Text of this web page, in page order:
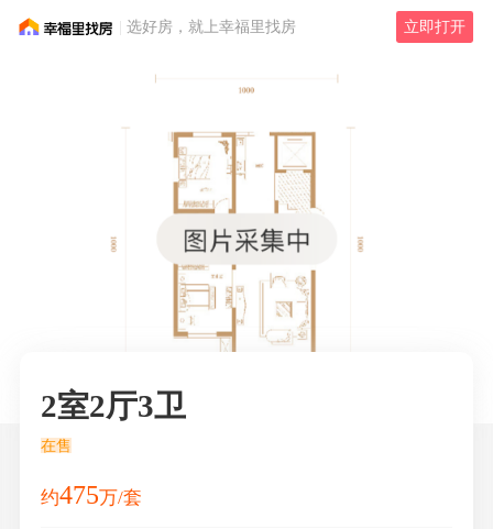
选好房，就上幸福里找房 立即打开
2室2厅3卫
在售
约475万/套